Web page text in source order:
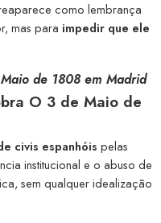
como lembrança
mas para impedir que ele
de 1808 em Madrid
O 3 de Maio de
civis espanhóis pelas
institucional e o abuso de
sem qualquer idealização